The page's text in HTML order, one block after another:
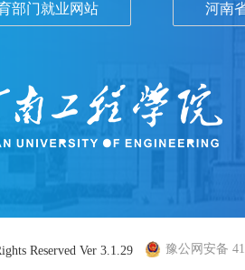
部门就业网站 河南
Reserved Ver 3.1.29 豫公网安备